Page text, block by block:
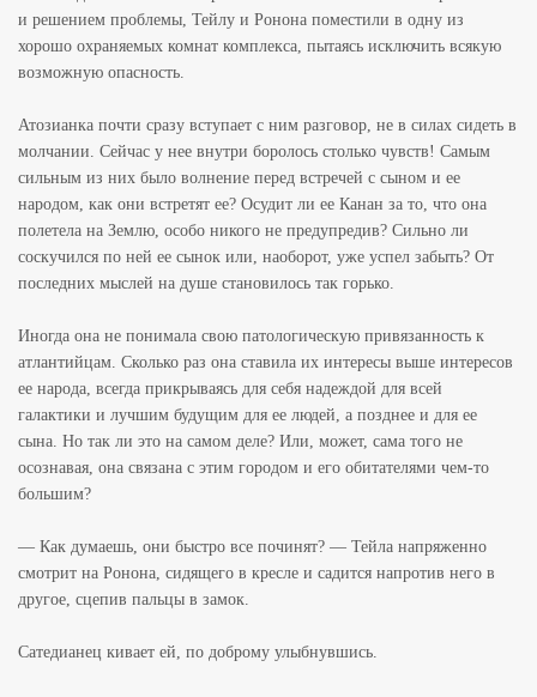
и решением проблемы, Тейлу и Ронона поместили в одну из
хорошо охраняемых комнат комплекса, пытаясь исключить всякую
возможную опасность.
Атозианка почти сразу вступает с ним разговор, не в силах сидеть в
молчании. Сейчас у нее внутри боролось столько чувств! Самым
сильным из них было волнение перед встречей с сыном и ее
народом, как они встретят ее? Осудит ли ее Канан за то, что она
полетела на Землю, особо никого не предупредив? Сильно ли
соскучился по ней ее сынок или, наоборот, уже успел забыть? От
последних мыслей на душе становилось так горько.
Иногда она не понимала свою патологическую привязанность к
атлантийцам. Сколько раз она ставила их интересы выше интересов
ее народа, всегда прикрываясь для себя надеждой для всей
галактики и лучшим будущим для ее людей, а позднее и для ее
сына. Но так ли это на самом деле? Или, может, сама того не
осознавая, она связана с этим городом и его обитателями чем-то
большим?
— Как думаешь, они быстро все починят? — Тейла напряженно
смотрит на Ронона, сидящего в кресле и садится напротив него в
другое, сцепив пальцы в замок.
Сатедианец кивает ей, по доброму улыбнувшись.